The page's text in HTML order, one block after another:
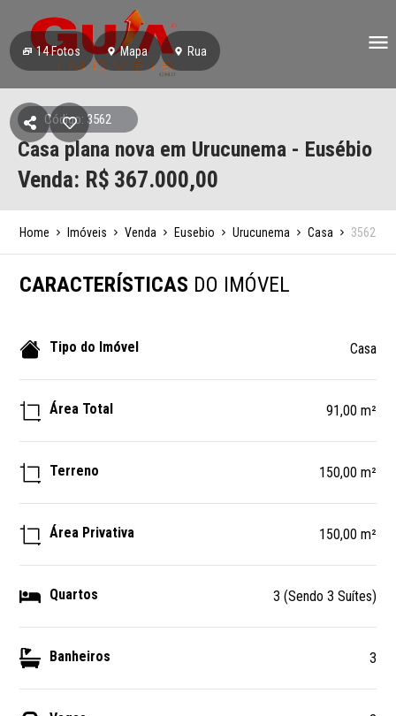
14Fotos Mapa Rua
Código: 3562
Casa plana nova em Urucunema - Eusébio
Venda: R$ 367.000,00
Home Imóveis Venda Eusebio Urucunema Casa 3562
CARACTERÍSTICAS DO IMÓVEL
Tipo do Imóvel Casa
Área Total 91,00 m²
Terreno 150,00 m²
Área Privativa 150,00 m²
Quartos 3 (Sendo 3 Suítes)
Banheiros 3